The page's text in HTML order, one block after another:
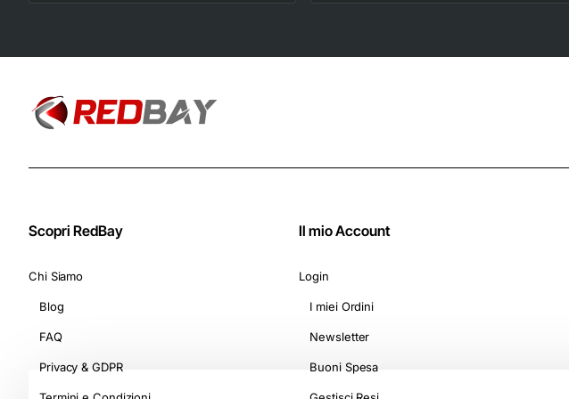
Nespresso Original
Melatonina
Scopri RedBay
Chi Siamo
Blog
FAQ
Privacy & GDPR
Il mio Account
Login
I miei Ordini
Newsletter
Buoni Spesa